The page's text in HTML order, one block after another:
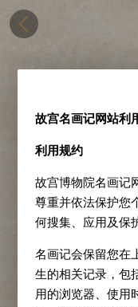
故宫名画记网站利
利用规约
故宫博物院名画记
尊重并依法保护您
何搜集、应用及保
名画记会保留您在
生的相关记录，包
用的浏览器、使用